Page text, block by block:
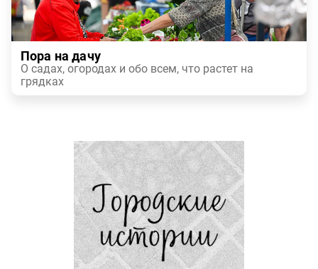
Пора на дачу
О садах, огородах и обо всем, что растет на
грядках